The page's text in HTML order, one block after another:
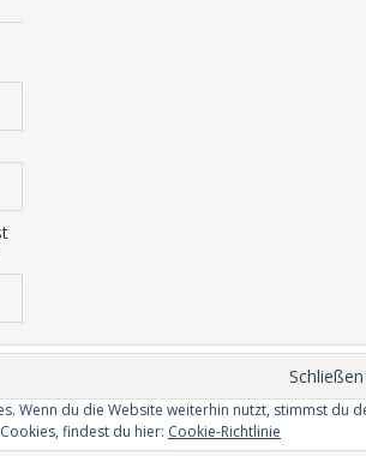
Impressum Datenschutz AGB Zahlungsarten
Wenn du die Website weiterhin nutzt, stimmst du
findest du hier: Cookie-Richtlinie